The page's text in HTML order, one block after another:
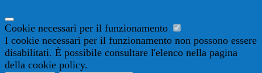
Cookie necessari per il funzionamento
I cookie necessari per il funzionamento non possono essere
disabilitati. È possibile consultare l'elenco nella pagina
della cookie policy.